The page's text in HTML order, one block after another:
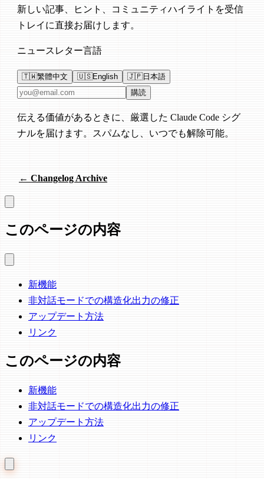
新しい記事、ヒント、コミュニティハイライトを受信
トレイに直接お届けします。
ニュースレター言語
🇹🇼繁體中文 🇺🇸English 🇯🇵日本語
メールアドレス 購読
伝える価値があるときに、厳選した Claude Code シグ
ナルを届けます。スパムなし、いつでも解除可能。
← Changelog Archive
このページの内容
新機能
非対話モードでの構造化出力の修正
アップデート方法
リンク
このページの内容
新機能
非対話モードでの構造化出力の修正
アップデート方法
リンク